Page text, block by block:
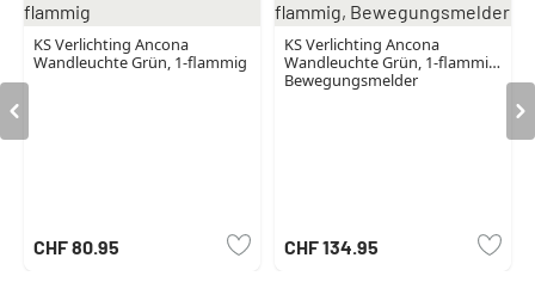
KS Verlichting Ancona
Wandleuchte Grün, 1-flammig
CHF 80.95
KS Verlichting Ancona
Wandleuchte Grün, 1-flammig,
Bewegungsmelder
CHF 134.95